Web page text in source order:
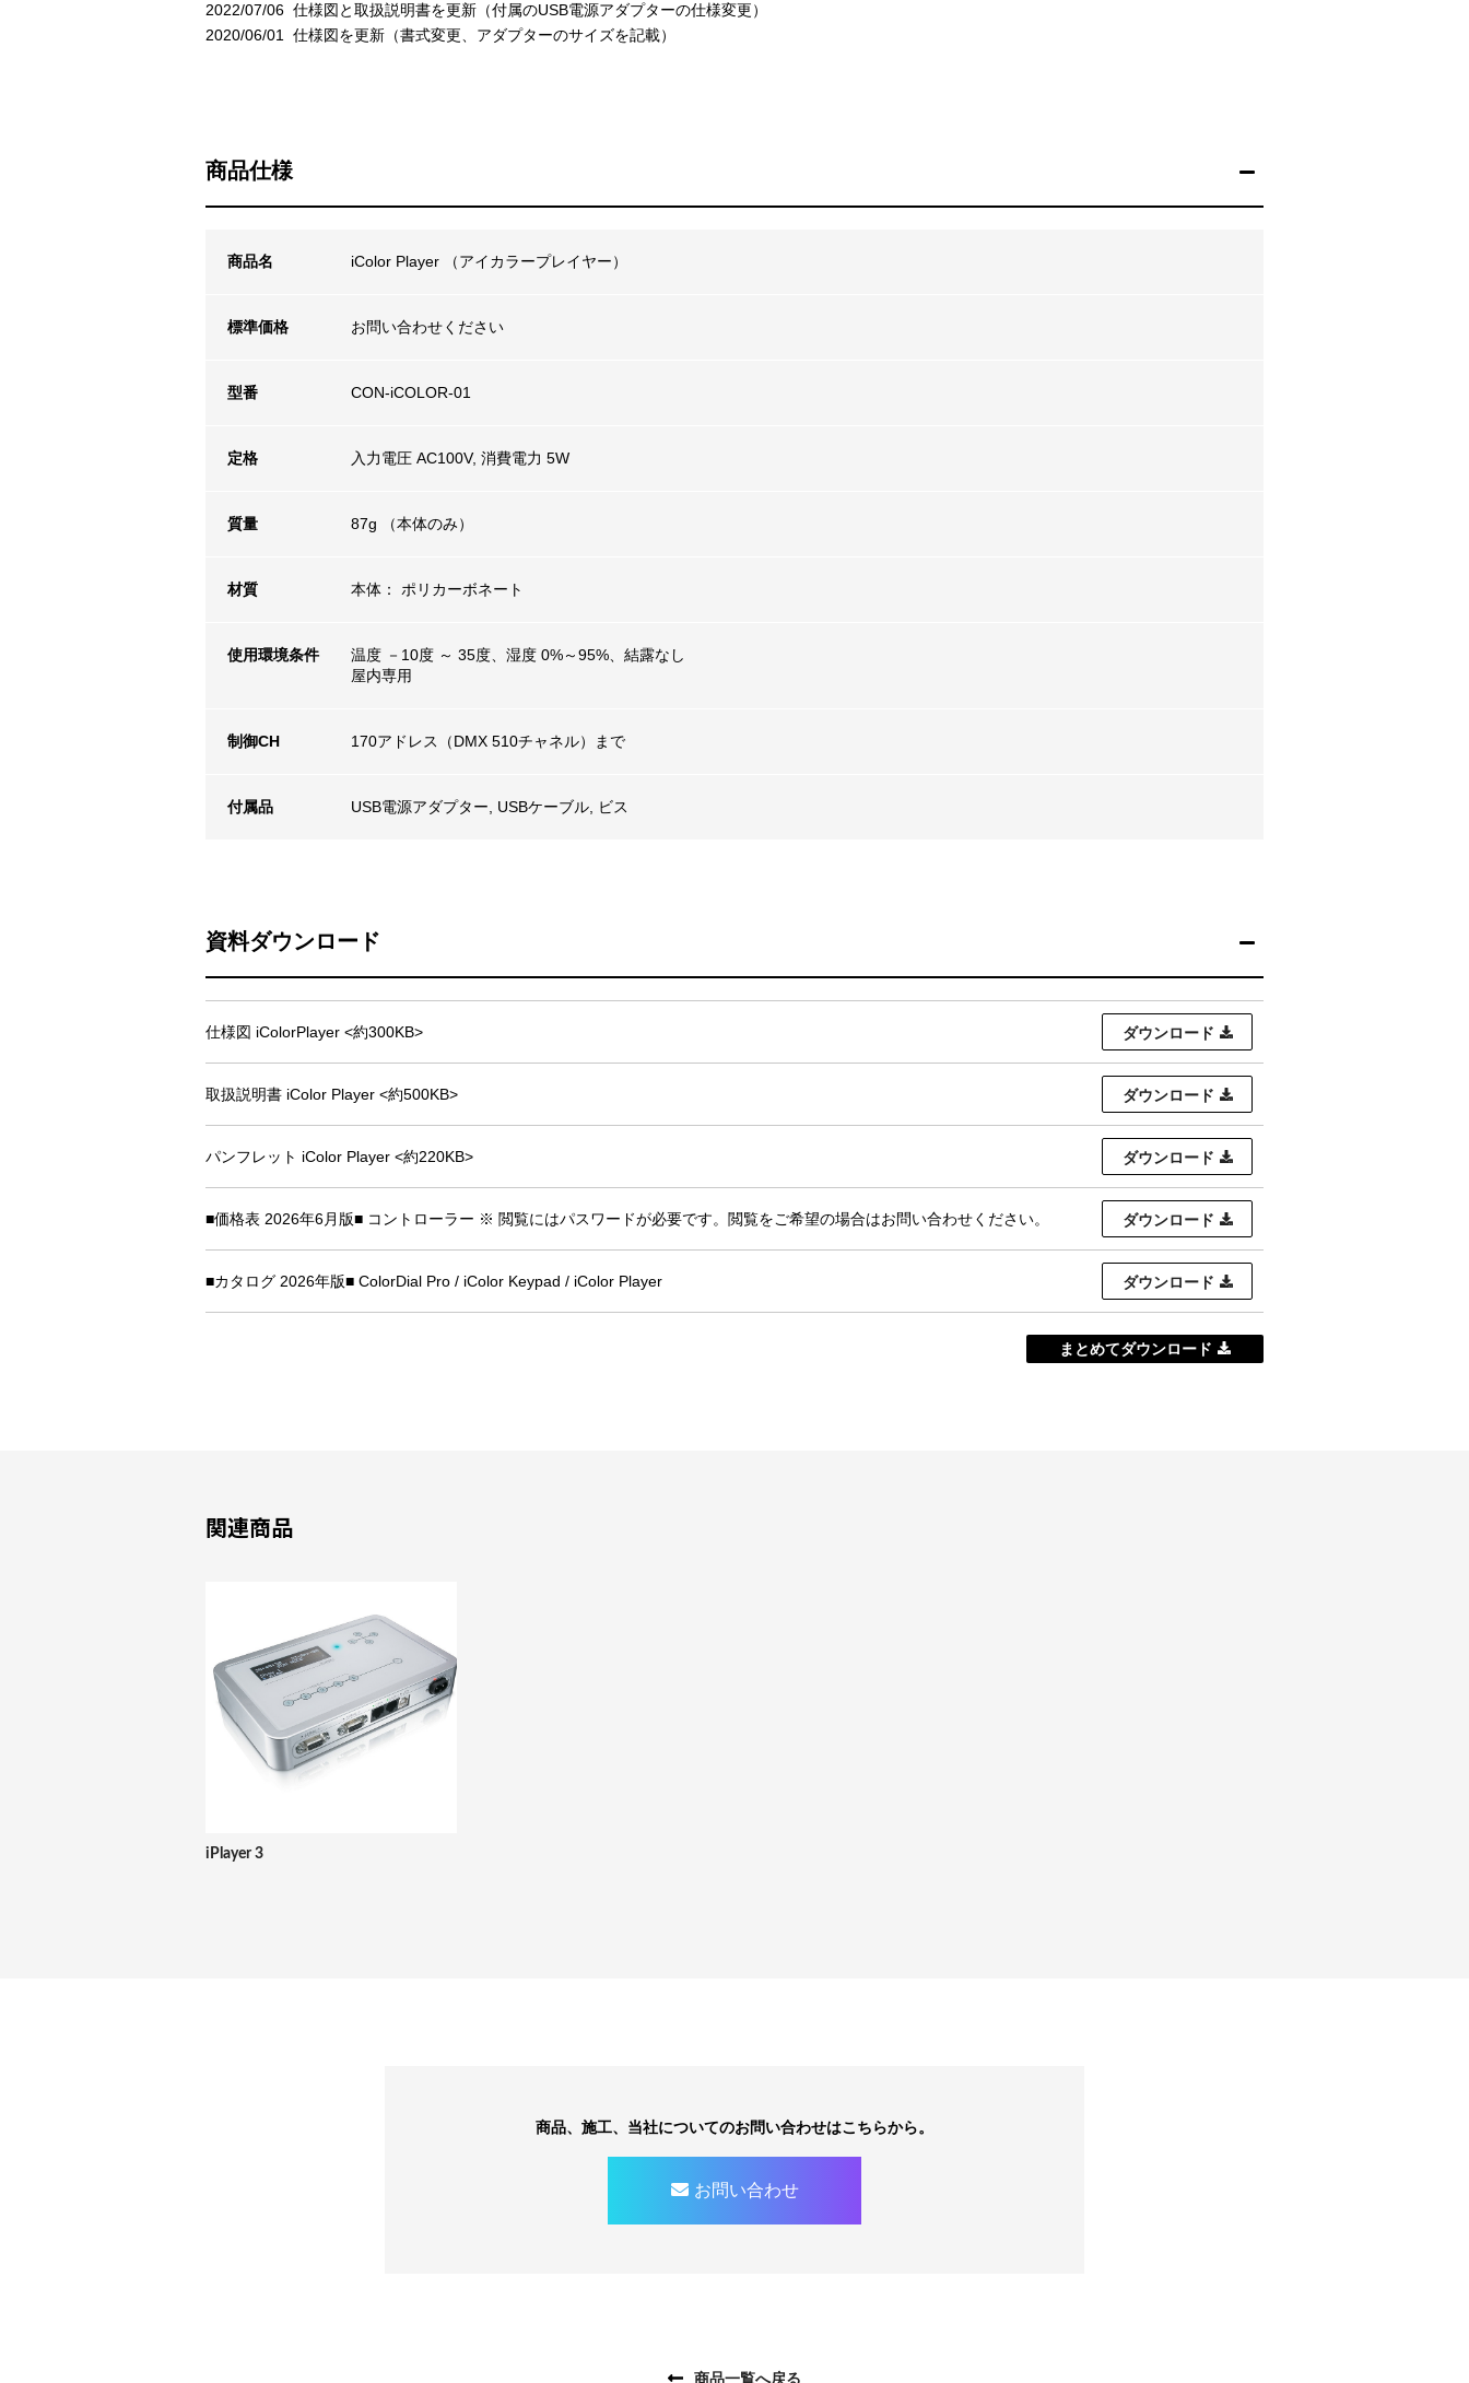
2022/07/06 仕様図と取扱説明書を更新（付属のUSB電源アダプターの仕様変更）
2020/06/01 仕様図を更新（書式変更、アダプターのサイズを記載）
商品仕様
商品名 iColor Player （アイカラープレイヤー）
標準価格 お問い合わせください
型番 CON-iCOLOR-01
定格 入力電圧 AC100V, 消費電力 5W
質量 87g （本体のみ）
材質 本体： ポリカーボネート
使用環境条件
温度 －10度 ～ 35度、湿度 0%～95%、結露なし
屋内専用
制御CH 170アドレス（DMX 510チャネル）まで
付属品 USB電源アダプター, USBケーブル, ビス
資料ダウンロード
仕様図 iColorPlayer <約300KB> ダウンロード
取扱説明書 iColor Player <約500KB> ダウンロード
パンフレット iColor Player <約220KB> ダウンロード
■価格表 2026年6月版■ コントローラー ※ 閲覧にはパスワードが必要です。閲覧をご希望の場合はお問い合わせください。 ダウンロード
■カタログ 2026年版■ ColorDial Pro / iColor Keypad / iColor Player ダウンロード
まとめてダウンロード
関連商品
iPlayer 3
商品、施工、当社についてのお問い合わせはこちらから。
お問い合わせ
商品一覧へ戻る